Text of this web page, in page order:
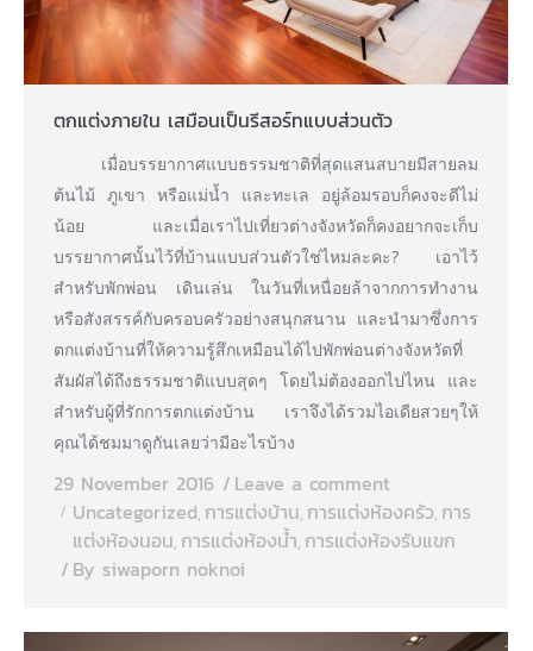
ตกแต่งภายใน เสมือนเป็นรีสอร์ทแบบส่วนตัว
เมื่อบรรยากาศแบบธรรมชาติที่สุดแสนสบายมีสายลม
ต้นไม้ ภูเขา หรือแม่น้ำ และทะเล อยู่ล้อมรอบก็คงจะดีไม่
น้อย และเมื่อเราไปเที่ยวต่างจังหวัดก็คงอยากจะเก็บ
บรรยากาศนั้นไว้ที่บ้านแบบส่วนตัวใช่ไหมละคะ? เอาไว้
สำหรับพักพ่อน เดินเล่น ในวันที่เหนื่อยล้าจากการทำงาน
หรือสังสรรค์กับครอบครัวอย่างสนุกสนาน และนำมาซึ่งการ
ตกแต่งบ้านที่ให้ความรู้สึกเหมือนได้ไปพักพ่อนต่างจังหวัดที่
สัมผัสได้ถึงธรรมชาติแบบสุดๆ โดยไม่ต้องออกไปไหน และ
สำหรับผู้ที่รักการตกแต่งบ้าน เราจึงได้รวมไอเดียสวยๆให้
คุณได้ชมมาดูกันเลยว่ามีอะไรบ้าง
29 November 2016
Leave a comment
Uncategorized, การแต่งบ้าน, การแต่งห้องครัว, การ
แต่งห้องนอน, การแต่งห้องน้ำ, การแต่งห้องรับแขก
By siwaporn noknoi